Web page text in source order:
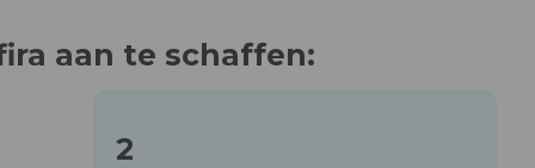
aan te schaffen:
2